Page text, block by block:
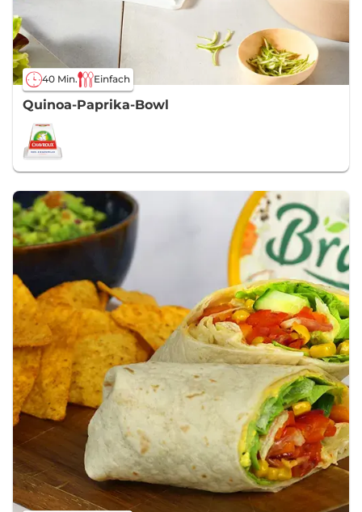
40 Min. Einfach
Quinoa-Paprika-Bowl